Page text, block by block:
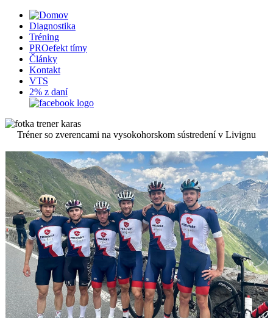
Diagnostika
Tréning
PROefekt tímy
Články
Kontakt
VTS
2% z daní
Tréner so zverencami na vysokohorskom sústredení v Livignu